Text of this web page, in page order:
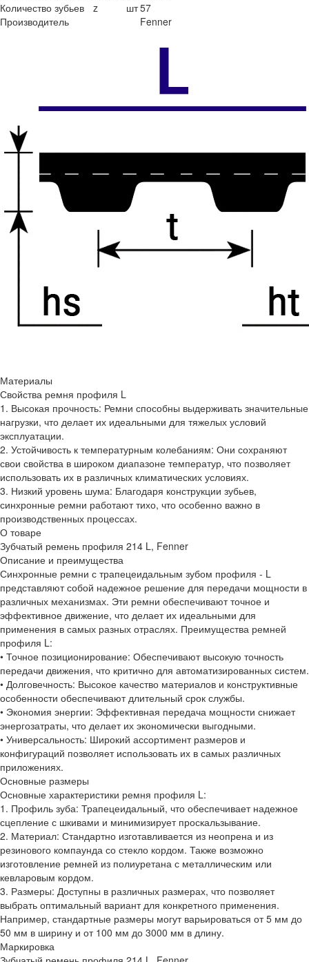
Количество зубьев
z шт57
Производитель
Fenner
Материалы
Свойства ремня профиля L
1. Высокая прочность: Ремни способны выдерживать значительные
нагрузки, что делает их идеальными для тяжелых условий
эксплуатации.
2. Устойчивость к температурным колебаниям: Они сохраняют
свои свойства в широком диапазоне температур, что позволяет
использовать их в различных климатических условиях.
3. Низкий уровень шума: Благодаря конструкции зубьев,
синхронные ремни работают тихо, что особенно важно в
производственных процессах.
О товаре
Зубчатый ремень профиля 214 L, Fenner
Описание и преимущества
Синхронные ремни с трапецеидальным зубом профиля - L
представляют собой надежное решение для передачи мощности в
различных механизмах. Эти ремни обеспечивают точное и
эффективное движение, что делает их идеальными для
применения в самых разных отраслях. Преимущества ремней
профиля L:
• Точное позиционирование: Обеспечивают высокую точность
передачи движения, что критично для автоматизированных систем.
• Долговечность: Высокое качество материалов и конструктивные
особенности обеспечивают длительный срок службы.
• Экономия энергии: Эффективная передача мощности снижает
энергозатраты, что делает их экономически выгодными.
• Универсальность: Широкий ассортимент размеров и
конфигураций позволяет использовать их в самых различных
приложениях.
Основные размеры
Основные характеристики ремня профиля L:
1. Профиль зуба: Трапецеидальный, что обеспечивает надежное
сцепление с шкивами и минимизирует проскальзывание.
2. Материал: Стандартно изготавливается из неопрена и из
резинового компаунда со стекло кордом. Также возможно
изготовление ремней из полиуретана с металлическим или
кевларовым кордом.
3. Размеры: Доступны в различных размерах, что позволяет
выбрать оптимальный вариант для конкретного применения.
Например, стандартные размеры могут варьироваться от 5 мм до
50 мм в ширину и от 100 мм до 3000 мм в длину.
Маркировка